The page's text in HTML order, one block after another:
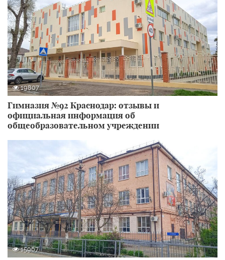
19807
Гимназия №92 Краснодар: отзывы и
официальная информация об
общеобразовательном учреждении
15967